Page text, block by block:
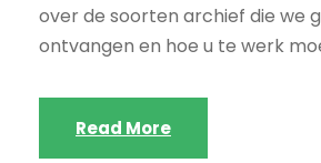
over de soorten archief die we
ontvangen en hoe u te werk
Read More